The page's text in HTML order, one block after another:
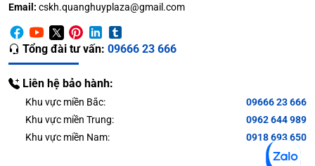
Email: cskh.quanghuyplaza@gmail.com
Tổng đài tư vấn: 09666 23 666
Liên hệ bảo hành:
Khu vực miền Bắc:
09666 23 666
Khu vực miền Trung:
0962 644 989
Khu vực miền Nam:
0918 693 650